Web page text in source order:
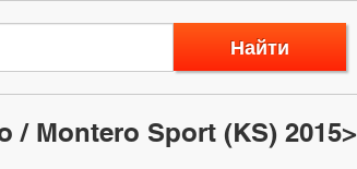
Найти
Montero Sport (KS) 2015>